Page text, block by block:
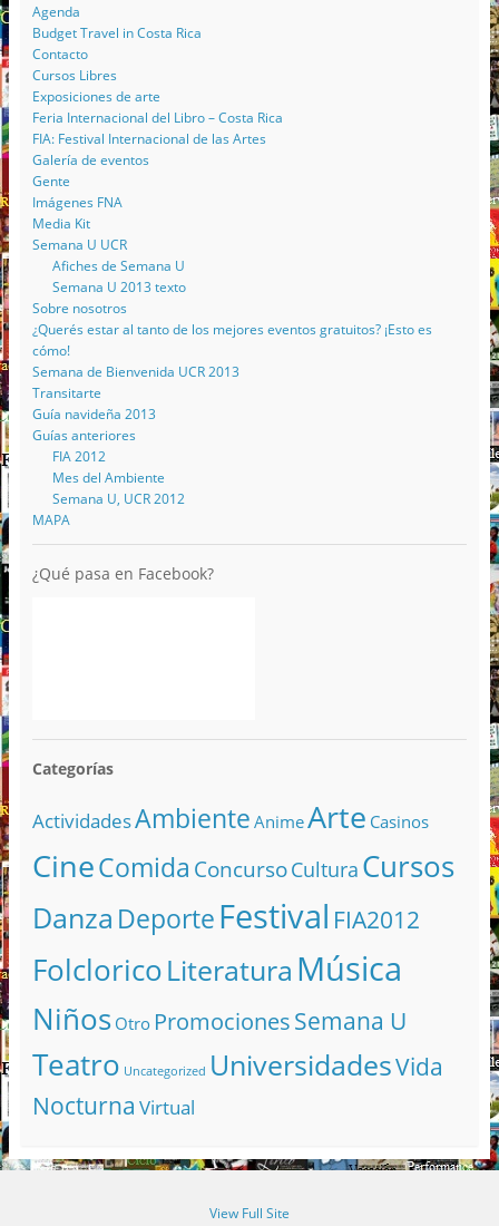
Agenda
Budget Travel in Costa Rica
Contacto
Cursos Libres
Exposiciones de arte
Feria Internacional del Libro – Costa Rica
FIA: Festival Internacional de las Artes
Galería de eventos
Gente
Imágenes FNA
Media Kit
Semana U UCR
Afiches de Semana U
Semana U 2013 texto
Sobre nosotros
¿Querés estar al tanto de los mejores eventos gratuitos? ¡Esto es
cómo!
Semana de Bienvenida UCR 2013
Transitarte
Guía navideña 2013
Guías anteriores
FIA 2012
Mes del Ambiente
Semana U, UCR 2012
MAPA
¿Qué pasa en Facebook?
Categorías
ActividadesAmbiente AnimeArte Casinos
CineComida ConcursoCultura Cursos
Danza DeporteFestival FIA2012
FolcloricoLiteratura Música
Niños Otro PromocionesSemana U
Teatro Uncategorized UniversidadesVida
Nocturna Virtual
View Full Site